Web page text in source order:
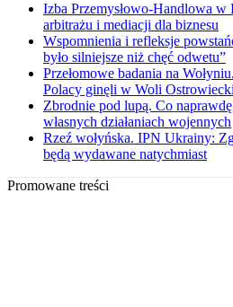
Izba Przemysłowo-Handlowa w
arbitrażu i mediacji dla biznesu
Wspomnienia i refleksje
było silniejsze niż chęć odwetu”
Przełomowe badania na
Polacy ginęli w Woli
Zbrodnie pod lupą. Co
własnych działaniach wojennych
Rzeź wołyńska. IPN Ukrainy:
będą wydawane natychmiast
Promowane treści